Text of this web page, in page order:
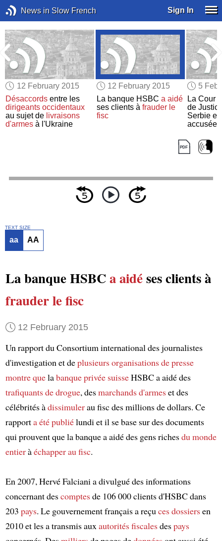
News in Slow French Sign In
12 February 2015
Désaccords entre les
dirigeants occidentaux
au sujet de livraisons
d'armes à l'Ukraine
12 February 2015
La banque HSBC a aidé
ses clients à frauder le
fisc
5
La Cour
de
Serbie et
TEXT SIZE
aa AA
La banque HSBCa aidéses clients à
frauder le fisc
12 February 2015
Un rapport du Consortium international des journalistes
d'investigation et deplusieurs organisations de presse
montre quelabanque privée suisseHSBC a aidé des
trafiquants de drogue, desmarchands d'armeset des
célébrités àdissimulerau fisc des millions de dollars. Ce
rapporta été publiélundi et il se base sur des documents
qui prouvent que la banque a aidé des gens richesdu monde
entieràéchapper au fisc.
En 2007, Hervé Falciani a divulgué des informations
concernant descomptesde 106 000 clients d'HSBC dans
203 pays. Le gouvernement français a reçuces dossiersen
2010 et les a transmis auxautorités fiscalesdespays